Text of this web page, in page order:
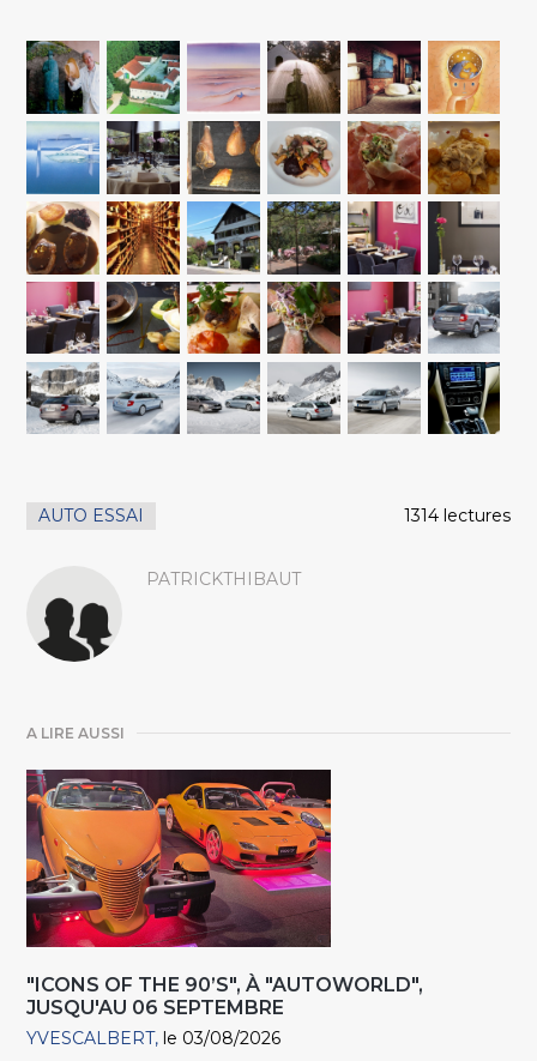
AUTO ESSAI 1314 lectures
PATRICKTHIBAUT
A LIRE AUSSI
"ICONS OF THE 90’S", À "AUTOWORLD",
JUSQU'AU 06 SEPTEMBRE
YVESCALBERT le 03/08/2026